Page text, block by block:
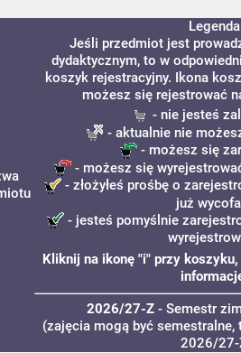
Legenda
Jeśli przedmiot jest
dydaktycznym, to w
koszyk rejestracyjny. Ikona
możesz się rejestrować
- nie jesteś
- aktualnie nie
- możesz się
- możesz się
- złożyłeś prośbę o
już
- jesteś pomyślnie
Kliknij na ikonę "i" przy
2026/27-Z - Semestr
(zajęcia mogą być
2026/27-